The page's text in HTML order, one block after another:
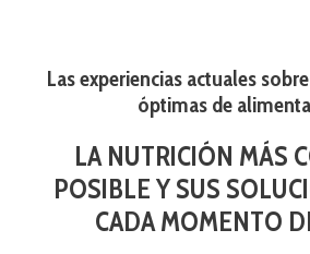
Las experiencias actuales
óptimas de
LA NUTRICIÓN MÁS
POSIBLE Y SUS
CADA MOMENTO